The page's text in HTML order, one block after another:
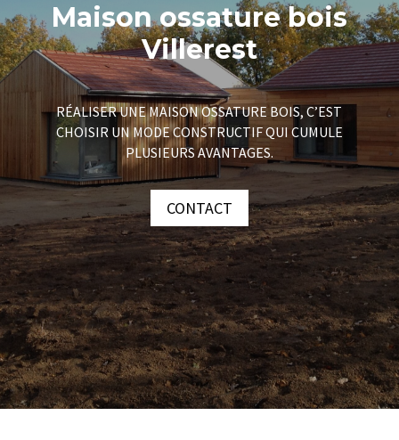
Maison ossature bois
Villerest
RÉALISER UNE MAISON OSSATURE BOIS, C’EST
CHOISIR UN MODE CONSTRUCTIF QUI CUMULE
PLUSIEURS AVANTAGES.
CONTACT